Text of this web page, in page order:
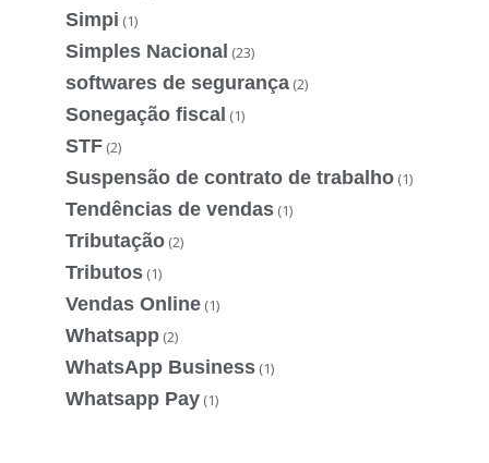
Simpi (1)
Simples Nacional (23)
softwares de segurança (2)
Sonegação fiscal (1)
STF (2)
Suspensão de contrato de trabalho (1)
Tendências de vendas (1)
Tributação (2)
Tributos (1)
Vendas Online (1)
Whatsapp (2)
WhatsApp Business (1)
Whatsapp Pay (1)